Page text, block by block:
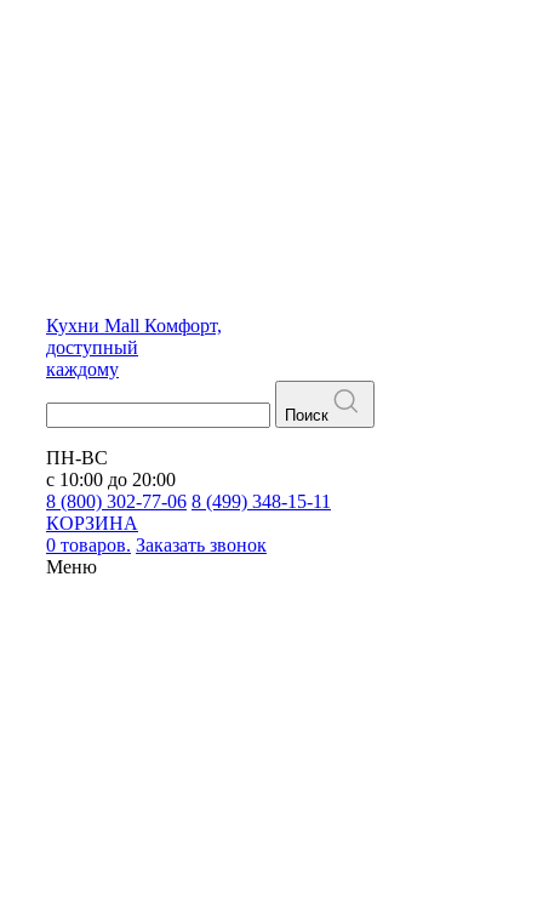
Кухни Mall Комфорт,
доступный
каждому
Поиск
ПН-ВС
с 10:00 до 20:00
8 (800) 302-77-06 8 (499) 348-15-11
КОРЗИНА
0 товаров. Заказать звонок
Меню